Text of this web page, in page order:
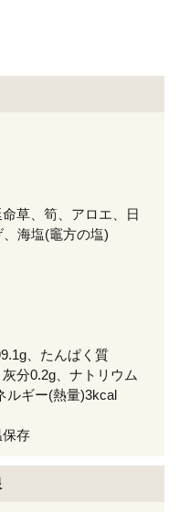
草、筍、アロエ、日
海塩(竈方の塩)
、たんぱく質
分0.2g、ナトリウム
ルギー(熱量)3kcal
存